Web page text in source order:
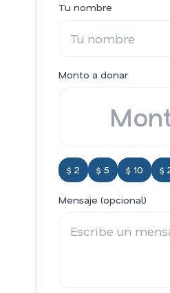
Tu nombre
Monto a donar
$ 2 $ 5 $ 10 $
Mensaje (opcional)